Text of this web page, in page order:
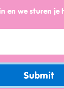
en we sturen je
Submit